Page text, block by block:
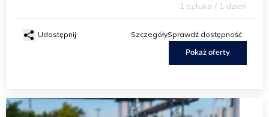
1 sztuka / 1 dzień
Udostępnij SzczegółySprawdź dostępność
Pokaż oferty